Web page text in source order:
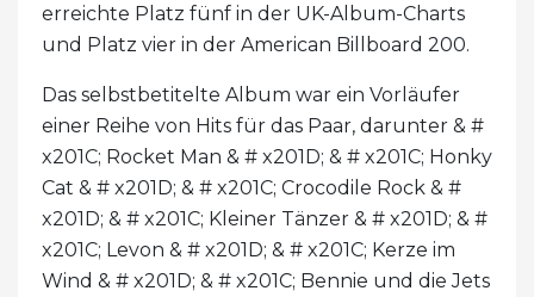
erreichte Platz fünf in der UK-Album-Charts
und Platz vier in der American Billboard 200.
Das selbstbetitelte Album war ein Vorläufer
einer Reihe von Hits für das Paar, darunter & #
x201C; Rocket Man & # x201D; & # x201C; Honky
Cat & # x201D; & # x201C; Crocodile Rock & #
x201D; & # x201C; Kleiner Tänzer & # x201D; & #
x201C; Levon & # x201D; & # x201C; Kerze im
Wind & # x201D; & # x201C; Bennie und die Jets